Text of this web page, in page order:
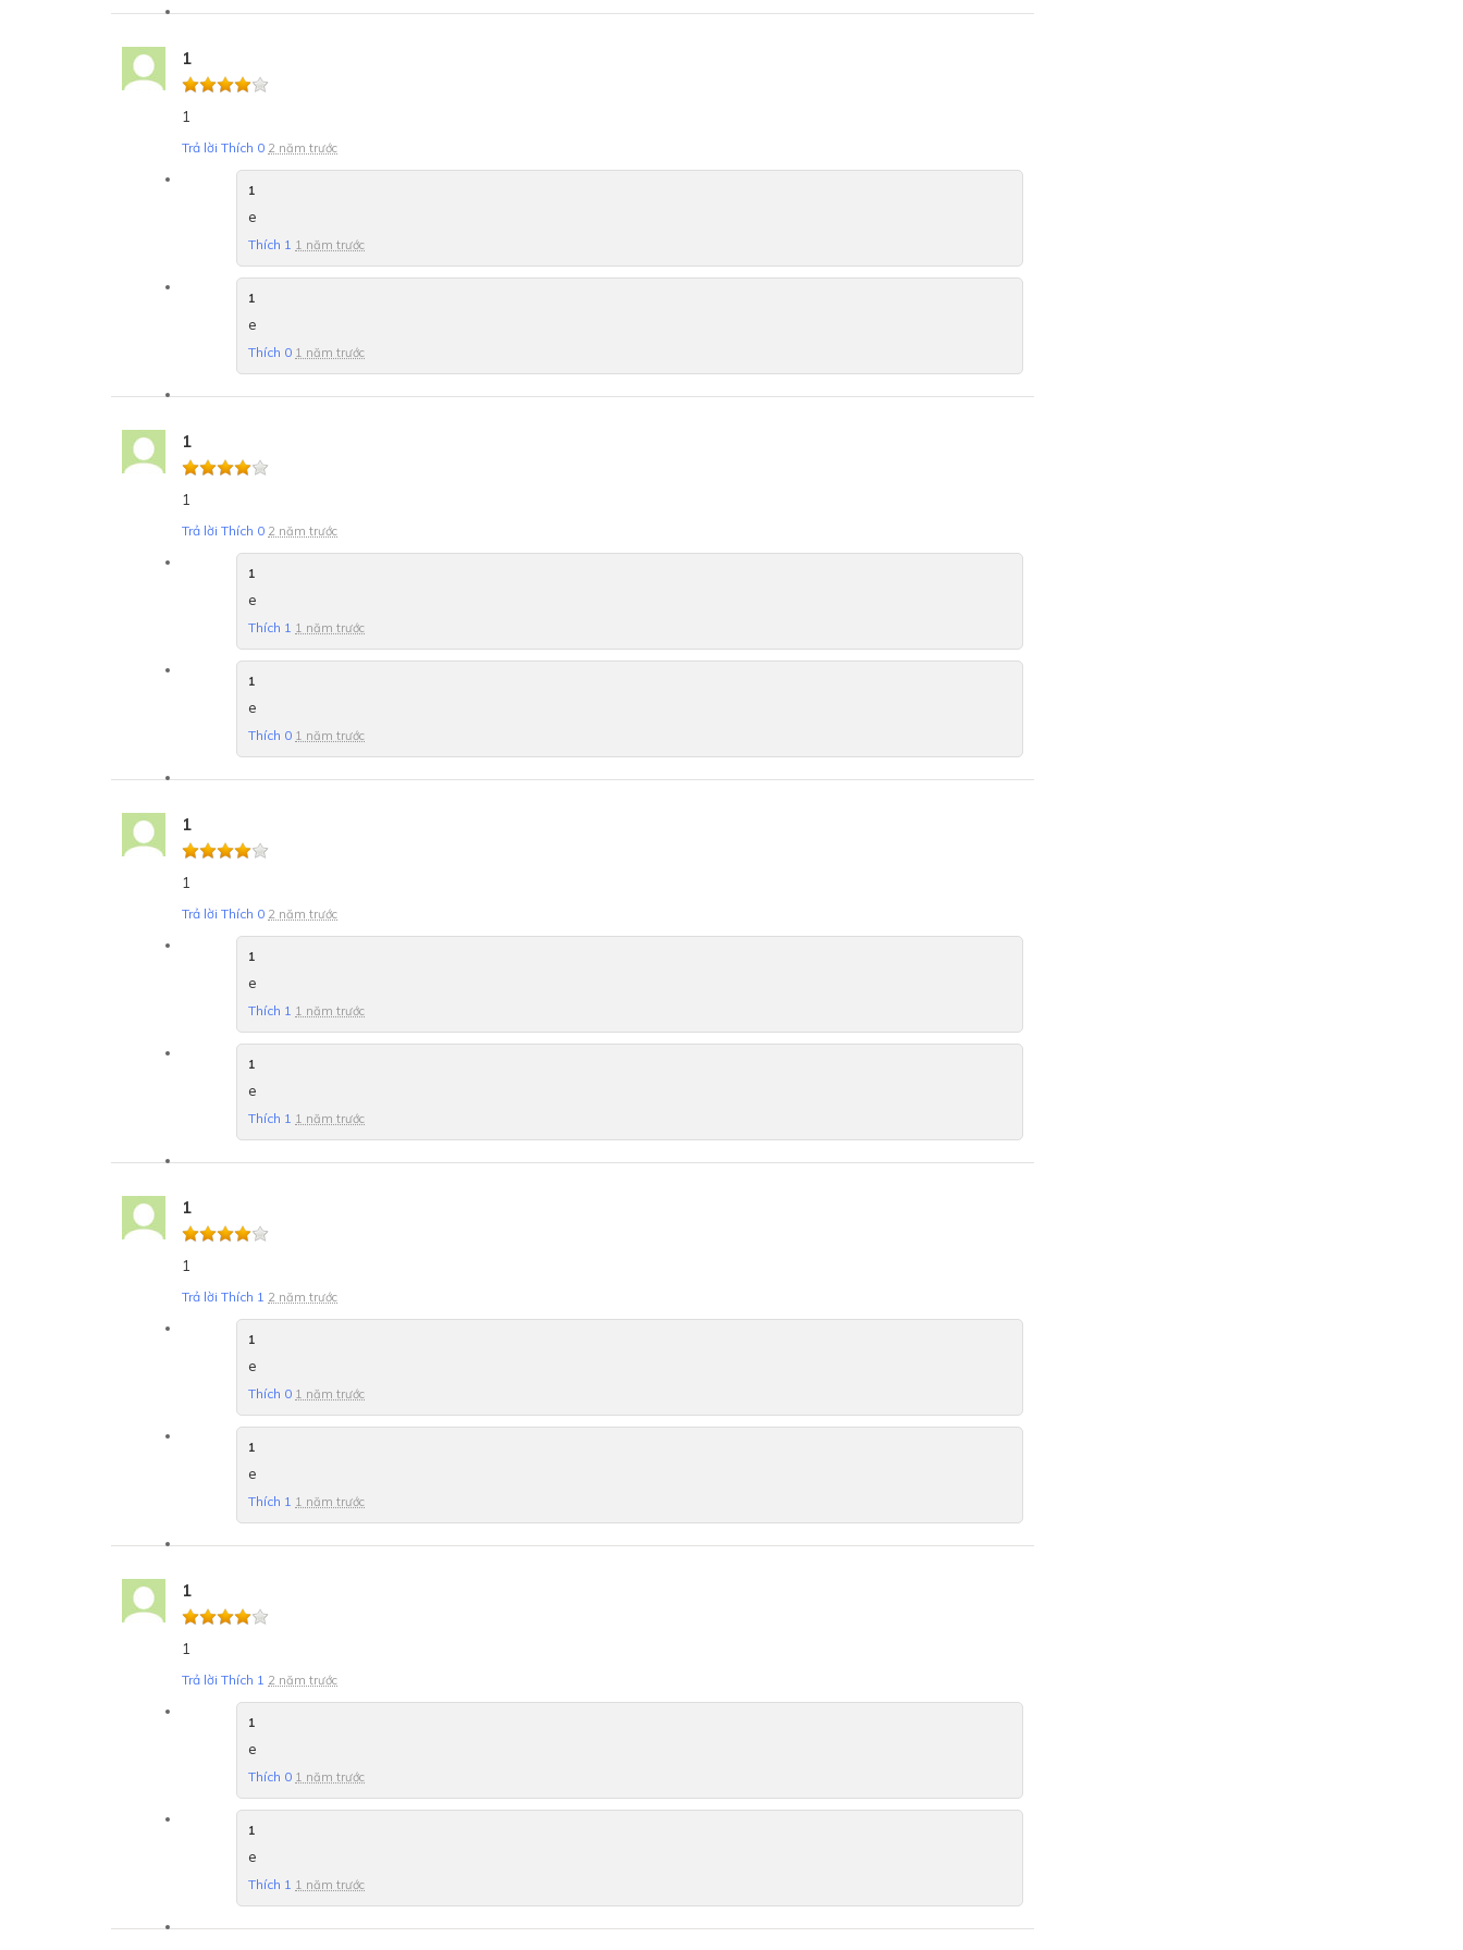
1
1
Trả lời Thích 0 2 năm trước
1
e
Thích 1 1 năm trước
1
e
Thích 0 1 năm trước
1
1
Trả lời Thích 0 2 năm trước
1
e
Thích 1 1 năm trước
1
e
Thích 0 1 năm trước
1
1
Trả lời Thích 0 2 năm trước
1
e
Thích 1 1 năm trước
1
e
Thích 1 1 năm trước
1
1
Trả lời Thích 1 2 năm trước
1
e
Thích 0 1 năm trước
1
e
Thích 1 1 năm trước
1
1
Trả lời Thích 1 2 năm trước
1
e
Thích 0 1 năm trước
1
e
Thích 1 1 năm trước